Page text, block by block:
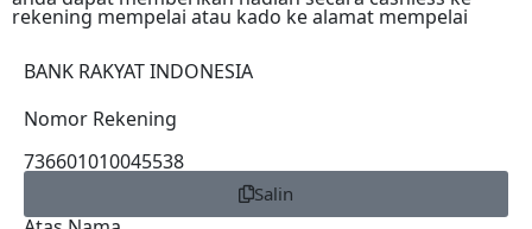
rekening mempelai atau kado ke alamat mempelai
BANK RAKYAT INDONESIA
Nomor Rekening
736601010045538
Salin